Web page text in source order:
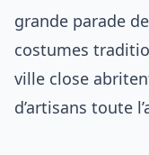
grande parade
costumes
ville close
d’artisans toute